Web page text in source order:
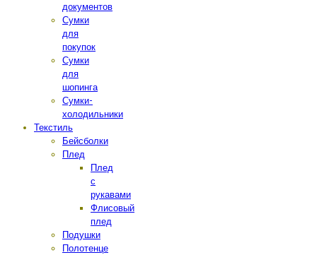
документов
Сумки
для
покупок
Сумки
для
шопинга
Сумки-
холодильники
Текстиль
Бейсболки
Плед
Плед
с
рукавами
Флисовый
плед
Подушки
Полотенце